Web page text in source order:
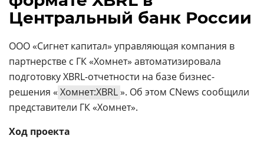
Центральный банк России
ООО «Сигнет капитал» управляющая компания в
партнерстве с ГК «Хомнет» автоматизировала
подготовку XBRL-отчетности на базе бизнес-
решения « Хомнет:XBRL». Об этом CNews сообщили
представители ГК «Хомнет».
Ход проекта